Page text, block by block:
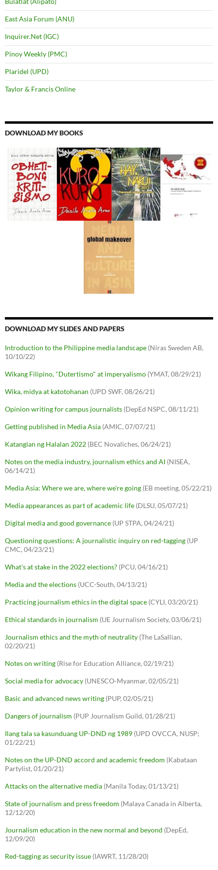
East Asia Forum (ANU)
Inquirer.Net (IGC)
Pinoy Weekly (PMC)
Plaridel (UPD)
Taylor & Francis Online
DOWNLOAD MY BOOKS
DOWNLOAD MY SLIDES AND PAPERS
Introduction to the Philippine media landscape (Niras Sweden AB,
10/10/22)
Wikang Filipino, "Dutertismo" at imperyalismo (YMAT, 08/29/21)
Wika, midya at katotohanan (UPD SWF, 08/26/21)
Opinion writing for campus journalists (DepEd NSPC, 08/11/21)
Getting published in Media Asia (AMIC, 07/07/21)
Katangian ng Halalan 2022 (BEC Novaliches, 06/24/21)
Notes on the media industry, journalism ethics and AI (NISEA,
06/14/21)
Media Asia: Where we are, where we're going (EB meeting, 05/22/21)
Media appearances as part of academic life (DLSU, 05/07/21)
Digital media and good governance (UP STPA, 04/24/21)
Questioning questions: A journalistic inquiry on red-tagging (UP
CMC, 04/23/21)
What's at stake in the 2022 elections? (PCU, 04/16/21)
Media and the elections (UCC-South, 04/13/21)
Practicing journalism ethics in the digital space (CYLI, 03/20/21)
Ethical standards in journalism (UE Journalism Society, 03/06/21)
Journalism ethics and the myth of neutrality (The LaSallian,
02/20/21)
Notes on writing (Rise for Education Alliance, 02/19/21)
Social media for advocacy (UNESCO-Myanmar, 02/05/21)
Basic and advanced news writing (PUP, 02/05/21)
Dangers of journalism (PUP Journalism Guild, 01/28/21)
Ilang tala sa kasunduang UP-DND ng 1989 (UPD OVCCA, NUSP;
01/22/21)
Notes on the UP-DND accord and academic freedom (Kabataan
Partylist, 01/20/21)
Attacks on the alternative media (Manila Today, 01/13/21)
State of journalism and press freedom (Malaya Canada in Alberta,
12/12/20)
Journalism education in the new normal and beyond (DepEd,
12/09/20)
Red-tagging as security issue (IAWRT, 11/28/20)